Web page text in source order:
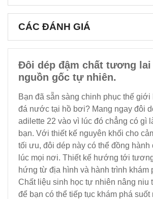
CÁC ĐÁNH GIÁ
Đôi dép đậm chất tương lai
nguồn gốc tự nhiên.
Bạn đã sẵn sàng chinh phục thế giới
đá nước tại hồ bơi? Mang ngay đôi
adilette 22 vào vì lúc đó chẳng có gì
bạn. Với thiết kế nguyên khối cho
tối ưu, đôi dép này có thể đồng hành
lúc mọi nơi. Thiết kế hướng tới
hứng từ địa hình và hành trình khám
Chất liệu sinh học tự nhiên nâng
để bạn có thể tiếp tục khám phá suốt